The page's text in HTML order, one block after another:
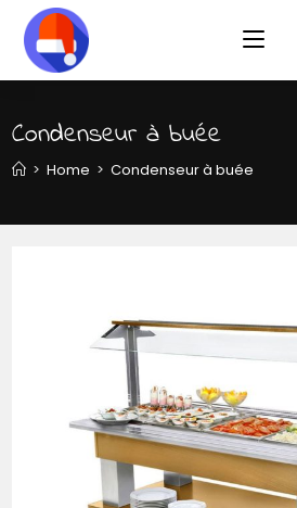
content
Condenseur à buée
> Home > Condenseur à buée